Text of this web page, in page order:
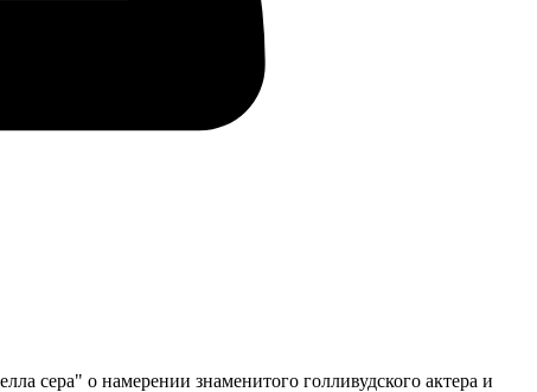
сера" о намерении знаменитого голливудского актера и